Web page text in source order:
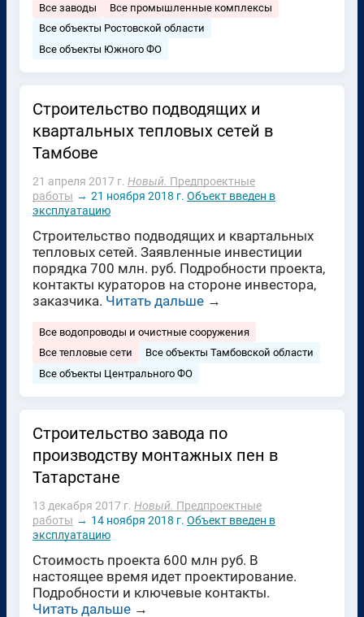
Все заводы
Все промышленные комплексы
Все объекты Ростовской области
Все объекты Южного ФО
Строительство подводящих и
квартальных тепловых сетей в
Тамбове
21 апреля 2017 г. Новый. Предпроектные
работы → 21 ноября 2018 г. Объект введен в
эксплуатацию
Строительство подводящих и квартальных
тепловых сетей. Заявленные инвестиции
порядка 700 млн. руб. Подробности проекта,
контакты кураторов на стороне инвестора,
заказчика. Читать дальше →
Все водопроводы и очистные сооружения
Все тепловые сети
Все объекты Тамбовской области
Все объекты Центрального ФО
Строительство завода по
производству монтажных пен в
Татарстане
13 декабря 2017 г. Новый. Предпроектные
работы → 14 ноября 2018 г. Объект введен в
эксплуатацию
Стоимость проекта 600 млн руб. В
настоящее время идет проектирование.
Подробности и ключевые контакты.
Читать дальше →